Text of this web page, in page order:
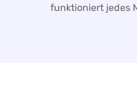
funktioniert jedes